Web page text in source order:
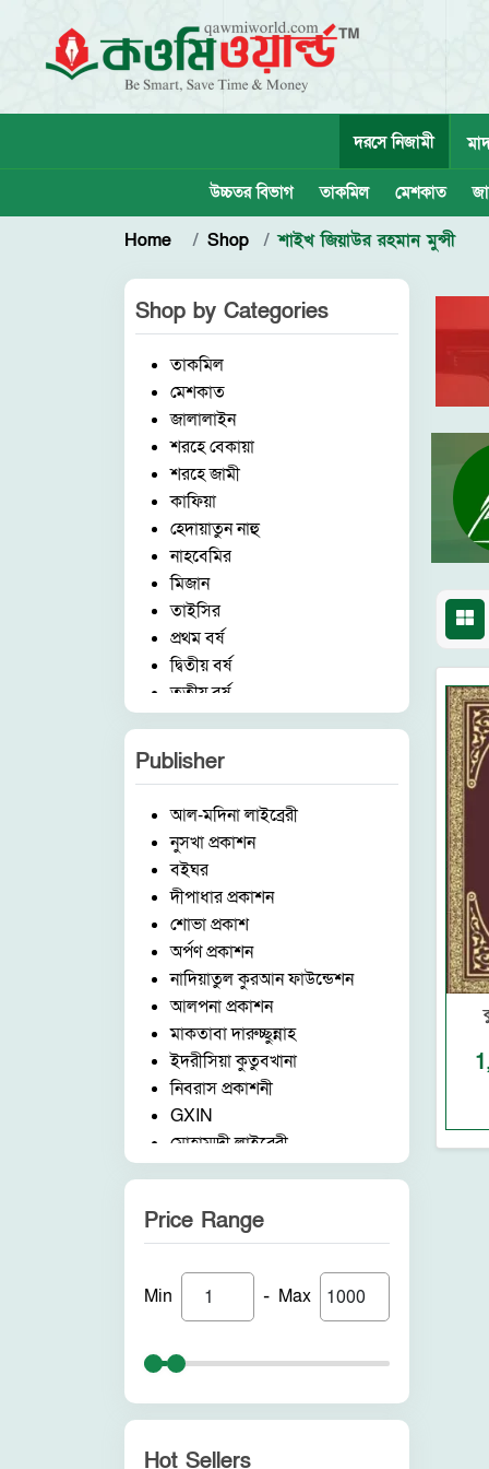
দরসে নিজামী
উচ্চতর বিভাগ তাকমিল মেশকাত
Home Shop শাইখ জিয়াউর রহমান মুন্সী
Shop by Categories
তাকমিল
মেশকাত
জালালাইন
শরহে বেকায়া
শরহে জামী
কাফিয়া
হেদায়াতুন নাহু
নাহবেমির
মিজান
তাইসির
প্রথম বর্ষ
দ্বিতীয় বর্ষ
তৃতীয় বর্ষ
চতুর্থ বর্ষ
পঞ্চম বর্ষ
হিফয
ষ্টেশনারী
ছোটদের কর্ণার
বিষয়
ইসলামিক আইটেম
মক্তব
উচ্চতর বিভাগ
Publisher
আল-মদিনা লাইব্রেরী
নুসখা প্রকাশন
বইঘর
দীপাধার প্রকাশন
শোভা প্রকাশ
অর্পণ প্রকাশন
নাদিয়াতুল কুরআন ফাউন্ডেশন
আলপনা প্রকাশন
মাকতাবা দারুচ্ছুন্নাহ
ইদরীসিয়া কুতুবখানা
নিবরাস প্রকাশনী
GXIN
মোহাম্মদী লাইব্রেরী
নাদিয়াতুল কুরআন ফাউন্ডেশন
আকীল পাবলিকেশন
নন ব্র্যান্ড
পুনরায় প্রকাশন
হাকীমুল উম্মত প্রকাশনী
সীরাহ প্রকাশ
Price Range
Min - Max
Hot Sellers